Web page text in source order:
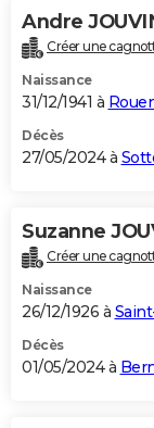
Andre
Créer une
Naissance
31/12/1941 à
Décès
27/05/2024 à
Suzanne
Créer une
Naissance
26/12/1926 à
Décès
01/05/2024 à